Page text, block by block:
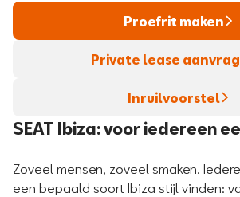
Proefrit maken
Private lease
Inruilvoorstel
SEAT Ibiza: voor iedereen
Zoveel mensen, zoveel smaken.
een bepaald soort Ibiza stijl vinden: